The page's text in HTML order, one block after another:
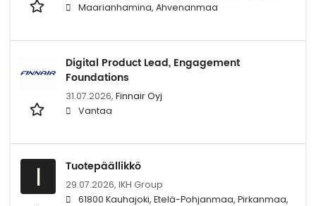
Maarianhamina, Ahvenanmaa
Digital Product Lead, Engagement
Foundations
31.07.2026, Finnair Oyj
Vantaa
I Tuotepäällikkö
29.07.2026, IKH Group
61800 Kauhajoki, Etelä-Pohjanmaa, Pirkanmaa,